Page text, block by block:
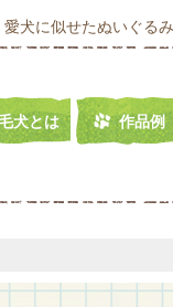
犬に似せたぬいぐるみ
犬とは 作品例